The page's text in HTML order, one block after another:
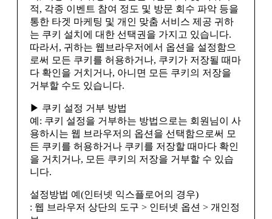
적, 각종 이벤트 참여 정도 및 방문 회수 파악 등을
통한 타겟 마케팅 및 개인 맞춤 서비스 제공 귀하
는 쿠키 설치에 대한 선택권을 가지고 있습니다.
따라서, 귀하는 웹브라우저에서 옵션을 설정함으
로써 모든 쿠키를 허용하거나, 쿠키가 저장될 때마
다 확인을 거치거나, 아니면 모든 쿠키의 저장을
거부할 수도 있습니다.
▶ 쿠키 설정 거부 방법
예: 쿠키 설정을 거부하는 방법으로는 회원님이 사
용하시는 웹 브라우저의 옵션을 선택함으로써 모
든 쿠키를 허용하거나 쿠키를 저장할 때마다 확인
을 거치거나, 모든 쿠키의 저장을 거부할 수 있습
니다.
설정방법 예(인터넷 익스플로어의 경우)
: 웹 브라우저 상단의 도구 > 인터넷 옵션 > 개인정